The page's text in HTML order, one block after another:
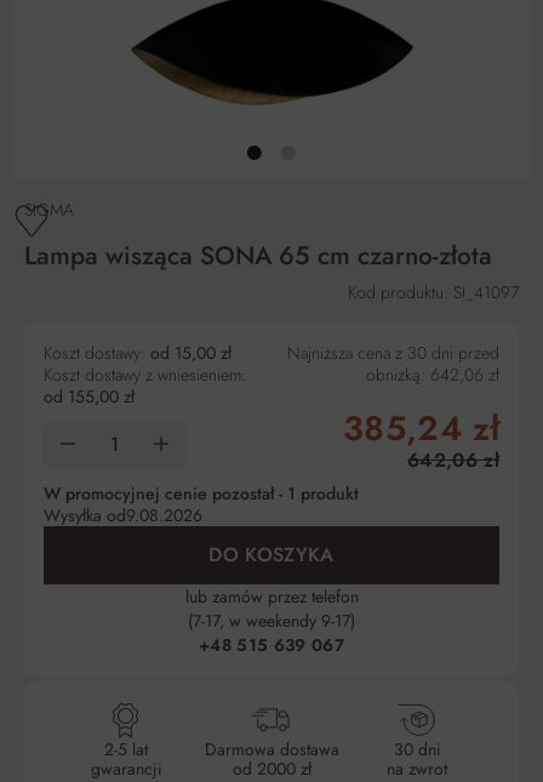
SIGMA
Lampa wisząca SONA 65 cm czarno-złota
Kod produktu: SI_41097
Koszt dostawy: od 15,00 zł
Koszt dostawy z wniesieniem:
od 155,00 zł
Najniższa cena z 30 dni przed
obniżką: 642,06 zł
385,24 zł
642,06 zł
W promocyjnej cenie pozostał - 1 produkt
Wysyłka od9.08.2026
DO KOSZYKA
lub zamów przez telefon
(7-17, w weekendy 9-17)
+48 515 639 067
2-5 lat
gwarancji
Darmowa dostawa
od 2000 zł
30 dni
na zwrot